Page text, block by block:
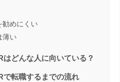
勧めにくい
薄い
どんな人に向いている？
で転職するまでの流れ